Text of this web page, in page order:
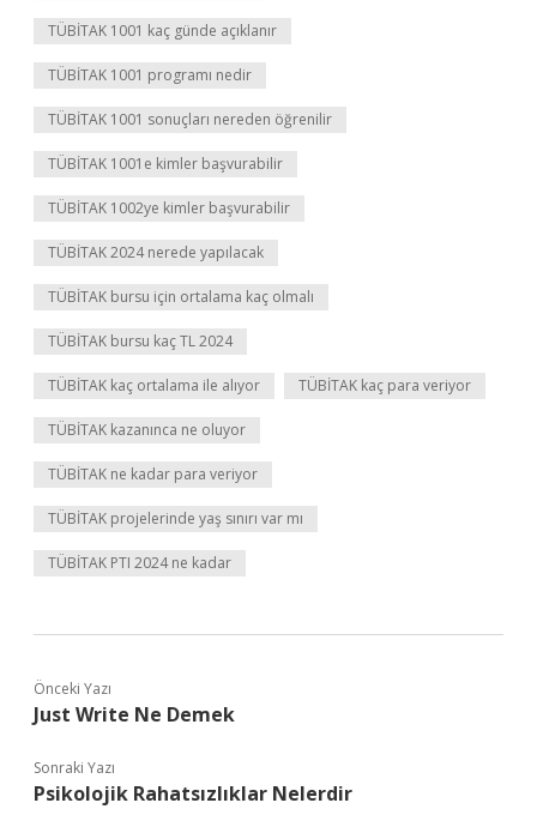
TÜBİTAK 1001 kaç günde açıklanır
TÜBİTAK 1001 programı nedir
TÜBİTAK 1001 sonuçları nereden öğrenilir
TÜBİTAK 1001e kimler başvurabilir
TÜBİTAK 1002ye kimler başvurabilir
TÜBİTAK 2024 nerede yapılacak
TÜBİTAK bursu için ortalama kaç olmalı
TÜBİTAK bursu kaç TL 2024
TÜBİTAK kaç ortalama ile alıyor TÜBİTAK kaç para veriyor
TÜBİTAK kazanınca ne oluyor
TÜBİTAK ne kadar para veriyor
TÜBİTAK projelerinde yaş sınırı var mı
TÜBİTAK PTI 2024 ne kadar
Önceki Yazı
Just Write Ne Demek
Sonraki Yazı
Psikolojik Rahatsızlıklar Nelerdir